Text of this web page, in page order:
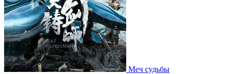
Меч судьбы